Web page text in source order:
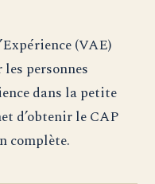
(VAE)
personnes
dans la petite
d’obtenir le CAP
complète.